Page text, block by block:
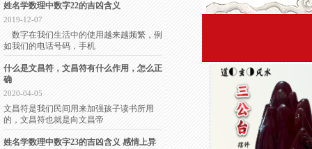
姓名学数理中数字22的吉凶含义
2019-12-07
数字在我们生活中的使用越来越频繁，例
如我们的电话号码，手机
什么是文昌符，文昌符有什么作用，怎么正
确
2020-04-05
文昌符是我们民间用来加强孩子读书所用
的，文昌符也就是向文昌帝
姓名学数理中数字23的吉凶含义 感情上异